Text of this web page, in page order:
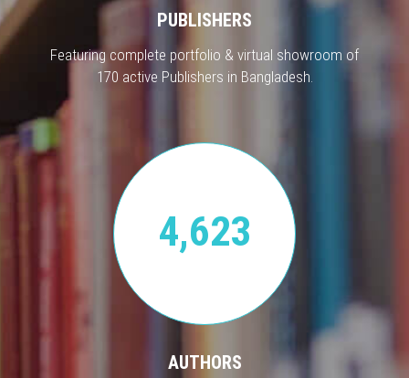
PUBLISHERS
Featuring complete portfolio & virtual showroom of
170 active Publishers in Bangladesh.
4,623
AUTHORS